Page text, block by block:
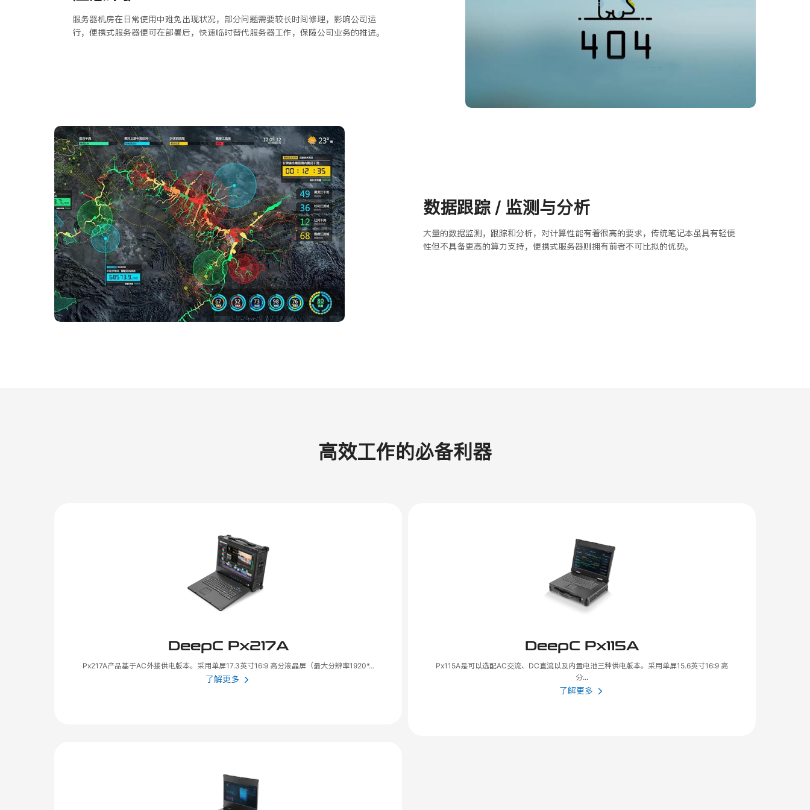
服务器机房在日常使用中难免出现状况，部分问题需要较长时间修理，影响公司运
行，便携式服务器便可在部署后，快速临时替代服务器工作，保障公司业务的推进。
数据跟踪 / 监测与分析
大量的数据监测，跟踪和分析，对计算性能有着很高的要求，传统笔记本虽具有轻便
性但不具备更高的算力支持，便携式服务器则拥有前者不可比拟的优势。
高效工作的必备利器
DeepC Px217A
Px217A产品基于AC外接供电版本。采用单屏17.3英寸16:9 高分液晶屏（最大分辨率1920*...
了解更多
DeepC Px115A
Px115A是可以选配AC交流、DC直流以及内置电池三种供电版本。采用单屏15.6英寸16:9 高
分...
了解更多